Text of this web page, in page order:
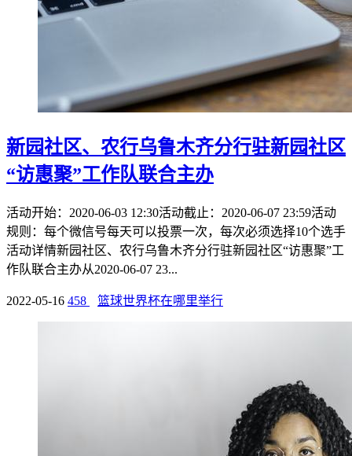
新园社区、农行乌鲁木齐分行驻新园社区
“访惠聚”工作队联合主办
活动开始：2020-06-03 12:30活动截止：2020-06-07 23:59活动
规则：每个微信号每天可以投票一次，每次必须选择10个选手
活动详情新园社区、农行乌鲁木齐分行驻新园社区“访惠聚”工
作队联合主办从2020-06-07 23...
2022-05-16 458 篮球世界杯在哪里举行